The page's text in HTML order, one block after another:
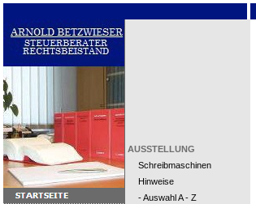
AUSSTELLUNG
Schreibmaschinen
Hinweise
- Auswahl A - Z